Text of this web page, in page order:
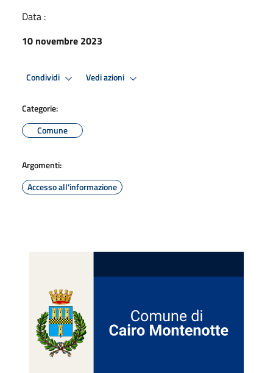
Data :
10 novembre 2023
Condividi Vedi azioni
Categorie:
Comune
Argomenti:
Accesso all'informazione